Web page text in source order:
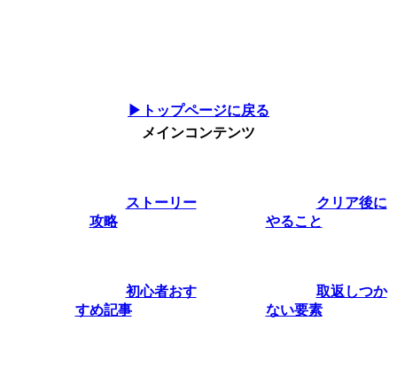
▶トップページに戻る
メインコンテンツ
ストーリー
攻略
クリア後に
やること
初心者おす
すめ記事
取返しつか
ない要素